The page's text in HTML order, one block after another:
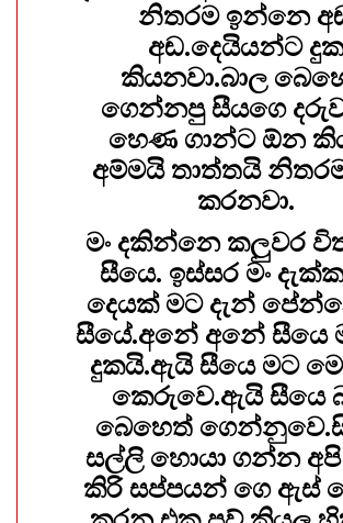
නිතරම ඉන්නෙ
අඬ.දෙයියන්ට දුක
කියනවා.බාල
ගෙන්නපු සීයගෙ
හෙණ ගාන්ට ඕන
අම්මයි තාත්තයි
කරනවා.
මං දකින්නෙ කලුවර
සීයෙ. ඉස්සර මං
දෙයක් මට දැන්
සීයේ.අනේ අනේ සීයෙ
දුකයි.ඇයි සීයෙ මට
කෙරුවෙ.ඇයි සීයෙ
බෙහෙත්
සල්ලි හොයා ගන්න
කිරි සප්පයන් ගෙ ඇස්